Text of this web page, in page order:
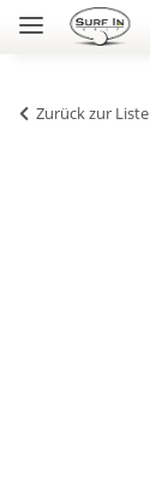
Zurück zur Liste